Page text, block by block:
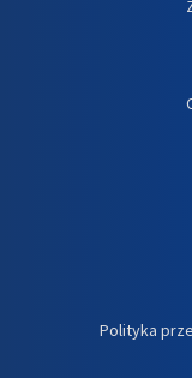
Polityka